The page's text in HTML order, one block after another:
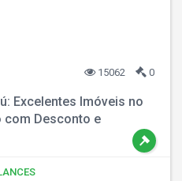
15062 0
Excelentes Imóveis no
com Desconto e